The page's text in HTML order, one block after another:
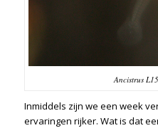
Ancistrus
Inmiddels zijn we een week
ervaringen rijker. Wat is dat